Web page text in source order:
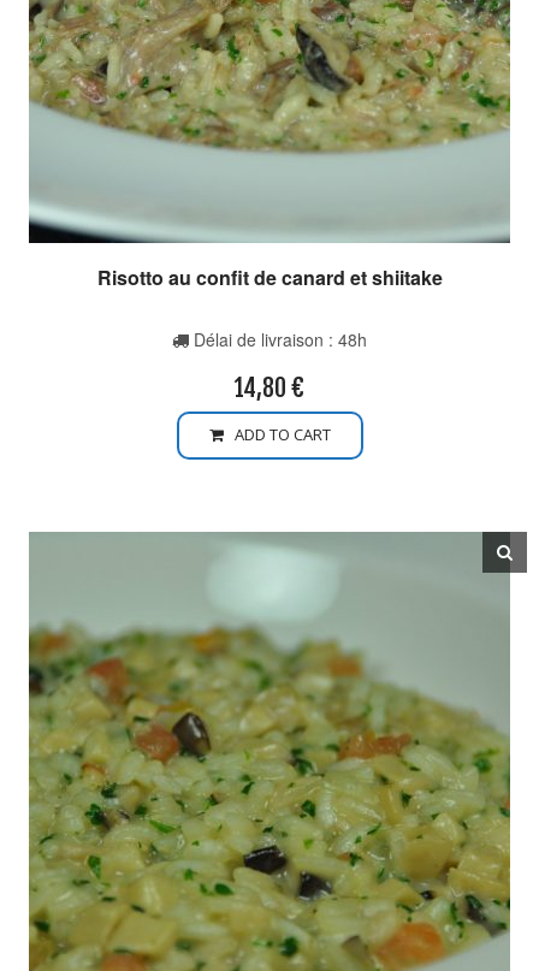
Risotto au confit de canard et shiitake
Délai de livraison : 48h
14,80 €
ADD TO CART